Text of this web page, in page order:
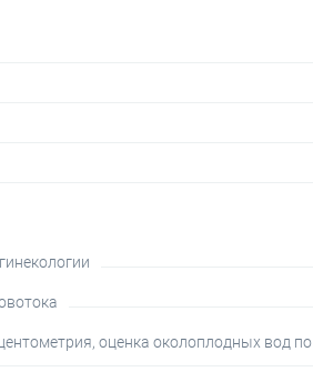
оценка околоплодных вод по